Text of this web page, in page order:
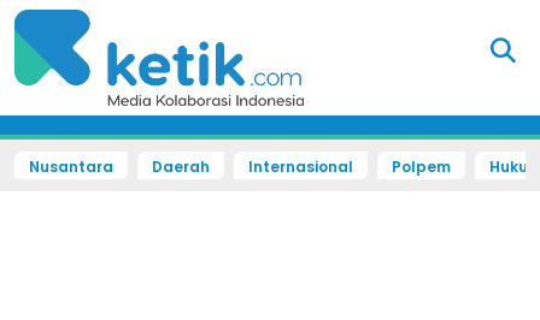
Nusantara Daerah Internasional Polpem